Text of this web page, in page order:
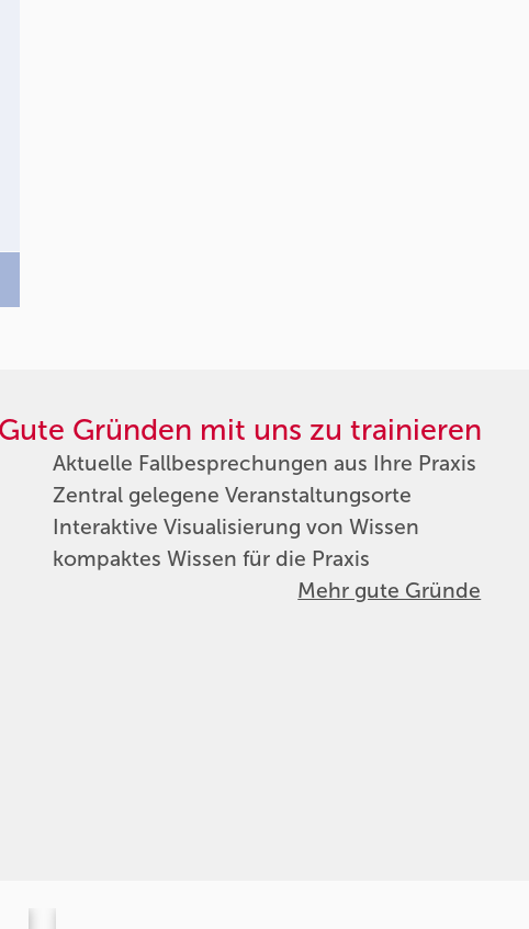
Gute Gründen mit uns zu trainieren
Aktuelle Fallbesprechungen aus Ihre Praxis
Zentral gelegene Veranstaltungsorte
Interaktive Visualisierung von Wissen
kompaktes Wissen für die Praxis
Mehr gute Gründe